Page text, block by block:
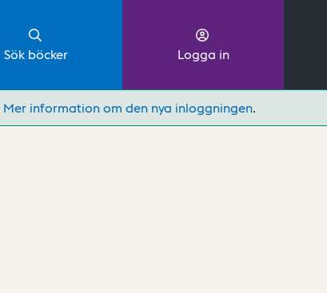
Sök böcker Logga in
Mer information om den nya inloggningen.